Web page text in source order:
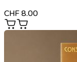
CHF 8.00